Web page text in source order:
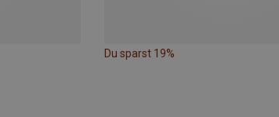
Du sparst 19%